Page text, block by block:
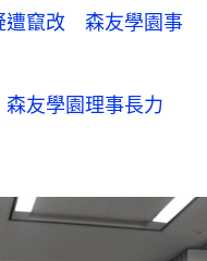
遭竄改 森友學園事
森友學園理事長力